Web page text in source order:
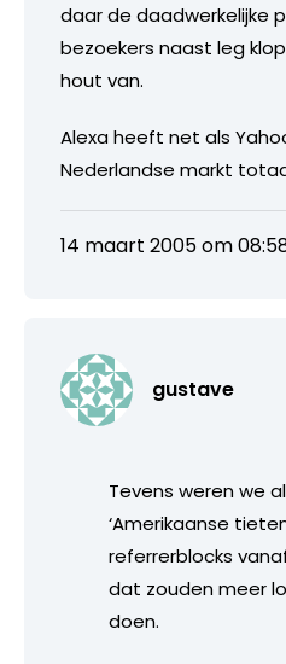
daar de daadwerkelijke
bezoekers naast leg
hout van.
Alexa heeft net als
Nederlandse markt
14 maart 2005 om
gustave
Tevens weren we
‘Amerikaanse
referrerblocks
dat zouden meer
doen.